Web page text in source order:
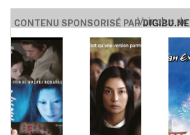
CONTENU SPONSORISÉ PARVoir plus